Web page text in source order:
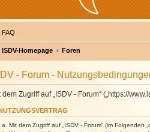
FAQ
ISDV-Homepage Foren
- Forum -
dem Zugriff auf „ISDV - Forum“ („https://
Mit dem Zugriff auf „ISDV - Forum“ (im